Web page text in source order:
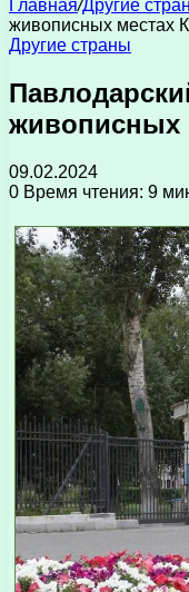
Главная/Другие
живописных местах
Другие страны
живописных
09.02.2024
0 Время чтения: 9